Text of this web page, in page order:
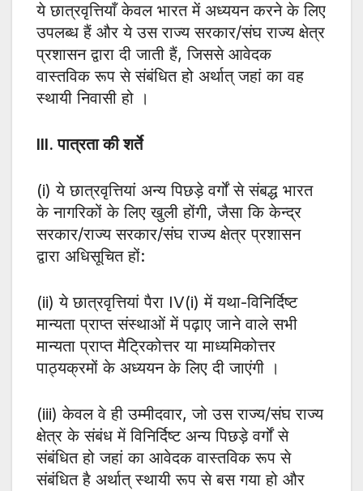
ये छात्रवृत्तियाँ केवल भारत में अध्ययन करने के लिए
उपलब्ध हैं और ये उस राज्य सरकार/संघ राज्य क्षेत्र
प्रशासन द्वारा दी जाती हैं, जिससे आवेदक
वास्तविक रूप से संबंधित हो अर्थात् जहां का वह
स्थायी निवासी हो ।
III. पात्रता की शर्ते
(i) ये छात्रवृत्तियां अन्य पिछड़े वर्गों से संबद्ध भारत
के नागरिकों के लिए खुली होंगी, जैसा कि केन्द्र
सरकार/राज्य सरकार/संघ राज्य क्षेत्र प्रशासन
द्वारा अधिसूचित हों:
(ii) ये छात्रवृत्तियां पैरा IV(i) में यथा-विनिर्दिष्ट
मान्यता प्राप्त संस्थाओं में पढ़ाए जाने वाले सभी
मान्यता प्राप्त मैट्रिकोत्तर या माध्यमिकोत्तर
पाठ्यक्रमों के अध्ययन के लिए दी जाएंगी ।
(iii) केवल वे ही उम्मीदवार, जो उस राज्य/संघ राज्य
क्षेत्र के संबंध में विनिर्दिष्ट अन्य पिछड़े वर्गों से
संबंधित हो जहां का आवेदक वास्तविक रूप से
संबंधित है अर्थात् स्थायी रूप से बस गया हो और